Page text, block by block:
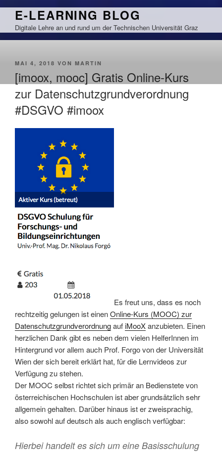
Zum
springen
E-LEARNING BLOG
Digitale Lehre an und rund um der Technischen Universität Graz
VERÖFFENTLICHT
MAI 4, 2018 VON MARTIN
[imoox, mooc] Gratis Online-Kurs
zur Datenschutzgrundverordnung
#DSGVO #imoox
Es freut uns, dass es noch
rechtzeitig gelungen ist einenOnline-Kurs (MOOC) zur
DatenschutzgrundverordnungaufiMooXanzubieten. Einen
herzlichen Dank gibt es neben dem vielen HelferInnen im
Hintergrund vor allem auch Prof. Forgo von der Universität
Wien der sich bereit erklärt hat, für die Lernvideos zur
Verfügung zu stehen.
Der MOOC selbst richtet sich primär an Bedienstete von
österreichischen Hochschulen ist aber grundsätzlich sehr
allgemein gehalten. Darüber hinaus ist er zweisprachig,
also sowohl auf deutsch als auch englisch verfügbar:
Hierbei handelt es sich um eine Basisschulung